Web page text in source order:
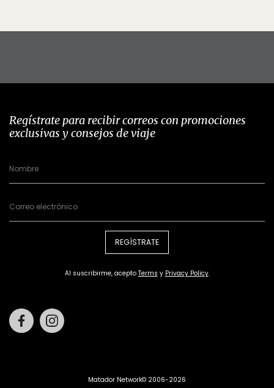
Regístrate para recibir correos con promociones
exclusivas y consejos de viaje
REGÍSTRATE
Al suscribirme, acepto Terms y Privacy Policy.
Facebook
Matador Network© 2006-2026